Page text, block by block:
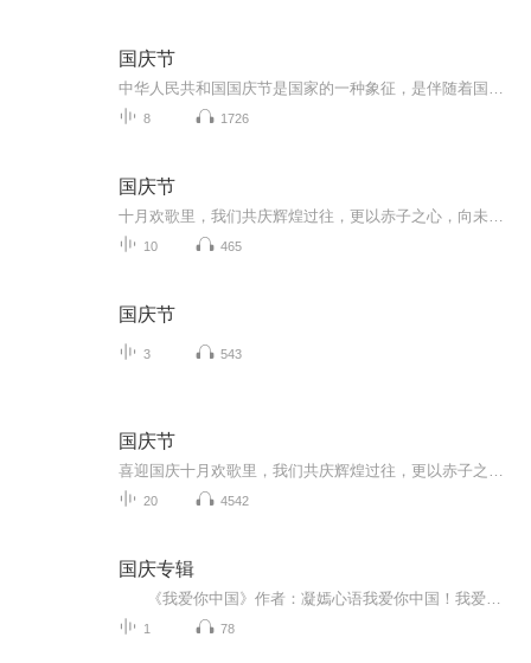
国庆节
8 1726
国庆节
10 465
国庆节
3 543
国庆节
20 4542
国庆专辑
1 78